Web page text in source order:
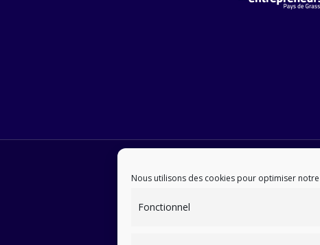
Nous utilisons des cookies pour optimiser
Fonctionnel